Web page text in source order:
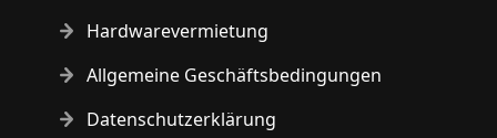
Hardwarevermietung
Allgemeine Geschäftsbedingungen
Datenschutzerklärung